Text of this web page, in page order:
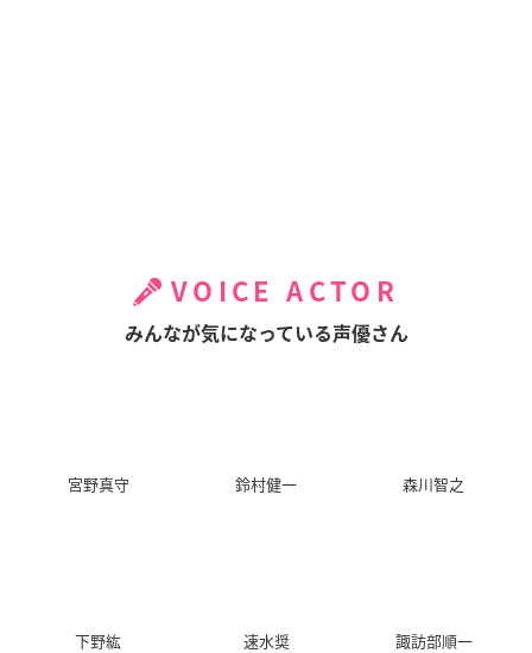
VOICE ACTOR
みんなが気になっている声優さん
宮野真守 鈴村健一 森川智之
下野紘 速水奨 諏訪部順一